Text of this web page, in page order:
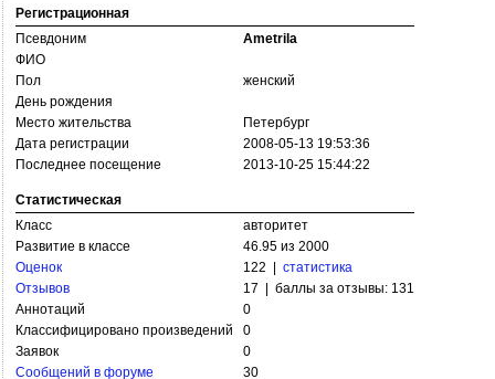
Регистрационная
Псевдоним
Ametrila
ФИО
Пол
женский
День рождения
Место жительства
Петербург
Дата регистрации
2008-05-13 19:53:36
Последнее посещение
2013-10-25 15:44:22
Статистическая
Класс
авторитет
Развитие в классе
46.95 из 2000
Оценок
122 | статистика
Отзывов
17 | баллы за отзывы: 131
Аннотаций
0
Классифицировано произведений
0
Заявок
0
Сообщений в форуме
30